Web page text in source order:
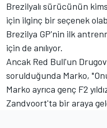
Brezilyalı sürücünün
için ilginç bir seçenek
Brezilya GP'nin ilk
için de anılıyor.
Ancak Red Bull'un
sorulduğunda Marko,
Marko ayrıca genç F2
Zandvoort'ta bir araya